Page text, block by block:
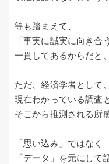
等も踏まえて、
「事実に誠実に向き
一貫してあるからだと
ただ、経済学者として、
現在わかっている調査と
そこから推測される所
「思い込み」ではなく
「データ」を元にして